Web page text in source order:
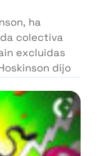
ha
colectiva
excluidas
dijo